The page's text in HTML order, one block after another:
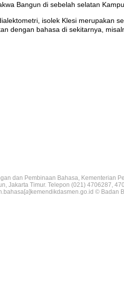
Bangun di sebelah selatan
isolek Klesi merupakan
dengan bahasa di sekitarnya,
dan Pembinaan Bahasa, Kementerian
Jakarta Timur. Telepon (021) 4706287,
a]kemendikdasmen.go.id © Badan